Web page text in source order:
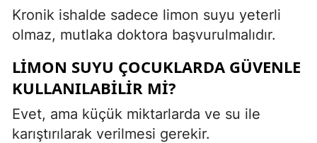
Kronik ishalde sadece limon suyu yeterli
olmaz, mutlaka doktora başvurulmalıdır.
LIMON SUYU ÇOCUKLARDA GÜVENLE
KULLANILABILIR MI?
Evet, ama küçük miktarlarda ve su ile
karıştırılarak verilmesi gerekir.